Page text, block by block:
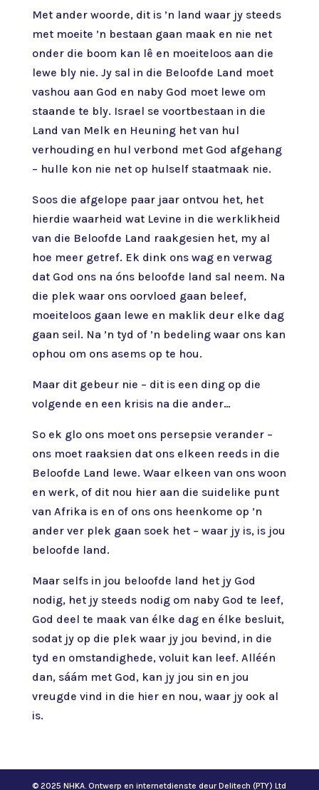
Met ander woorde, dit is ’n land waar jy steeds
met moeite ’n bestaan gaan maak en nie net
onder die boom kan lê en moeiteloos aan die
lewe bly nie. Jy sal in die Beloofde Land moet
vashou aan God en naby God moet lewe om
staande te bly. Israel se voortbestaan in die
Land van Melk en Heuning het van hul
verhouding en hul verbond met God afgehang
– hulle kon nie net op hulself staatmaak nie.
Soos die afgelope paar jaar ontvou het, het
hierdie waarheid wat Levine in die werklikheid
van die Beloofde Land raakgesien het, my al
hoe meer getref. Ek dink ons wag en verwag
dat God ons na óns beloofde land sal neem. Na
die plek waar ons oorvloed gaan beleef,
moeiteloos gaan lewe en maklik deur elke dag
gaan seil. Na ’n tyd of ’n bedeling waar ons kan
ophou om ons asems op te hou.
Maar dit gebeur nie – dit is een ding op die
volgende en een krisis na die ander…
So ek glo ons moet ons persepsie verander –
ons moet raaksien dat ons elkeen reeds in die
Beloofde Land lewe. Waar elkeen van ons woon
en werk, of dit nou hier aan die suidelike punt
van Afrika is en of ons ons heenkome op ’n
ander ver plek gaan soek het – waar jy is, is jou
beloofde land.
Maar selfs in jou beloofde land het jy God
nodig, het jy steeds nodig om naby God te leef,
God deel te maak van élke dag en élke besluit,
sodat jy op die plek waar jy jou bevind, in die
tyd en omstandighede, voluit kan leef. Alléén
dan, sáám met God, kan jy jou sin en jou
vreugde vind in die hier en nou, waar jy ook al
is.
© 2025 NHKA. Ontwerp en internetdienste deur Delitech (PTY) Ltd